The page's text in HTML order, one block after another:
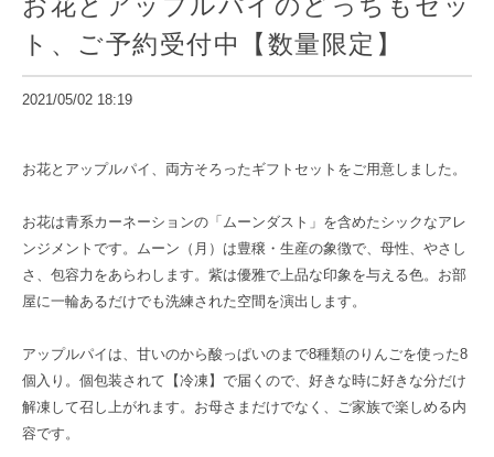
ト、ご予約受付中【数量限定】
2021/05/02 18:19
お花とアップルパイ、両方そろったギフトセットをご用意しました。
お花は青系カーネーションの「ムーンダスト」を含めたシックなアレ
ンジメントです。ムーン（月）は豊穣・生産の象徴で、母性、やさし
さ、包容力をあらわします。紫は優雅で上品な印象を与える色。お部
屋に一輪あるだけでも洗練された空間を演出します。
アップルパイは、甘いのから酸っぱいのまで8種類のりんごを使った8
個入り。個包装されて【冷凍】で届くので、好きな時に好きな分だけ
解凍して召し上がれます。お母さまだけでなく、ご家族で楽しめる内
容です。